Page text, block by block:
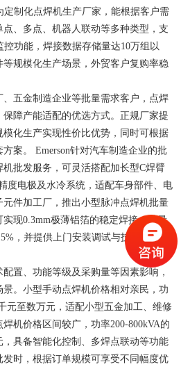
定制化点焊机生产厂家，能根据客户需
、多点、机器人联动等多种类型，支
控功能，焊接数据存储量达10万组以
规模化生产场景，外贸客户复购率稳
五金制造企业等批量需求客户，点焊
障产能适配的优选方式。正规厂家提
化生产实现性价比优势，同时可根据
案。 Emerson针对汽车制造企业的批
批发服务，可灵活搭配加长型C焊臂
度电极及水冷系统，适配车身部件、电
件加工厂，推出小型脉冲点焊机批量
现0.3mm极薄铝箔的稳定焊接，批量
，并提供上门安装调试与技术培训服
置、功能等级及采购量等因素影响，
。小型手动点焊机价格相对亲民，功
元至数万元，适配小型五金加工、维修
机价格区间较广，功率200-800kVA的
具备智能化控制、多焊点联动等功能
时，根据订单规模可享受不同幅度优